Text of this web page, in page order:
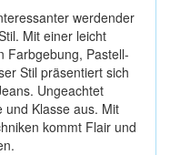
werdender
Mit einer leicht
Farbgebung, Pastell-
Stil präsentiert sich
Ungeachtet
und Klasse aus. Mit
kommt Flair und